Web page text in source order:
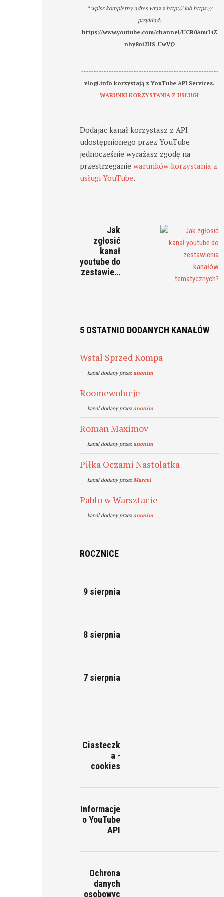
* wpisz kompletny adres wraz z http:// lub https://
przykład:
https://www.youtube.com/channel/UCR0AmrI4Z
nhy8oi2HS_UwVQ
-------------------------------------------------------
vlogi.info korzystają z YouTube API Services.
WARUNKI KORZYSTANIA Z USŁUGI
Dodajac kanał korzystasz z API
udostępnionego przez YouTube
jednocześnie wyrażasz zgodę na
przestrzeganiewarunków korzystania z
usługi YouTube.
Jak
zgłosić
kanał
youtube do
zestawie…
5 OSTATNIO DODANYCH KANAŁÓW
Wstał Sprzed Kompa
kanal dodany przezanonim
Roomewolucje
kanal dodany przezanonim
Roman Maximov
kanal dodany przezanonim
Piłka Oczami Nastolatka
kanal dodany przezMarcel
Pablo w Warsztacie
kanal dodany przezanonim
ROCZNICE
9 sierpnia
8 sierpnia
7 sierpnia
Ciasteczk
a -
cookies
Informacje
o YouTube
API
Ochrona
danych
osobowyc